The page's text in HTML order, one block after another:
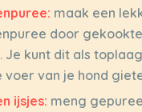
maak een
door
Je kunt dit als
voer van je hond
ijsjes: meng